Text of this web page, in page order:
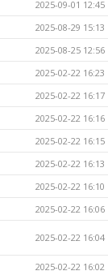
2025-09-01 12:45
2025-08-29 15:13
2025-08-25 12:56
2025-02-22 16:23
2025-02-22 16:17
2025-02-22 16:16
2025-02-22 16:15
2025-02-22 16:13
2025-02-22 16:10
2025-02-22 16:06
2025-02-22 16:04
2025-02-22 16:02